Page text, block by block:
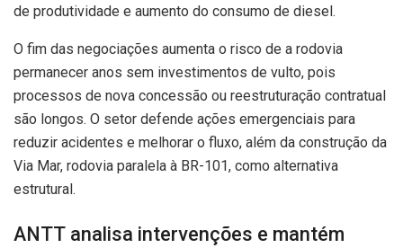
de produtividade e aumento do consumo de diesel.
O fim das negociações aumenta o risco de a rodovia
permanecer anos sem investimentos de vulto, pois
processos de nova concessão ou reestruturação contratual
são longos. O setor defende ações emergenciais para
reduzir acidentes e melhorar o fluxo, além da construção da
Via Mar, rodovia paralela à BR-101, como alternativa
estrutural.
ANTT analisa intervenções e mantém